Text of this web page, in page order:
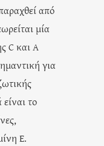
από
μία
C και Α
για
το
Ε.